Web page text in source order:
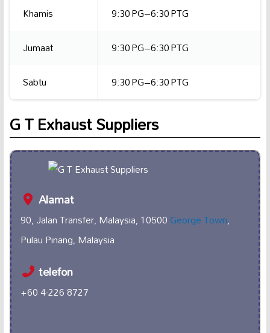
Khamis
9:30 PG–6:30 PTG
Jumaat
9:30 PG–6:30 PTG
Sabtu
9:30 PG–6:30 PTG
G T Exhaust Suppliers
Alamat
90, Jalan Transfer, Malaysia, 10500George Town,
Pulau Pinang, Malaysia
telefon
+60 4-226 8727